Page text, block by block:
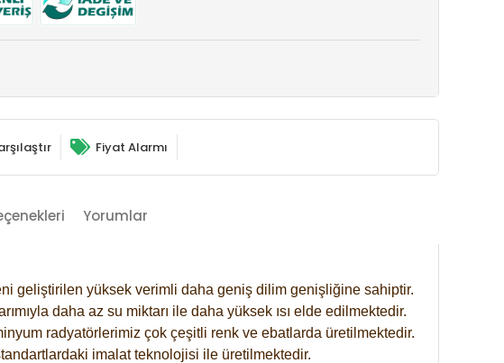
Fiyat Alarmı
Yorumlar
geliştirilen yüksek verimli daha geniş dilim genişliğine sahiptir.
daha az su miktarı ile daha yüksek ısı elde edilmektedir.
radyatörlerimiz çok çeşitli renk ve ebatlarda üretilmektedir.
imalat teknolojisi ile üretilmektedir.